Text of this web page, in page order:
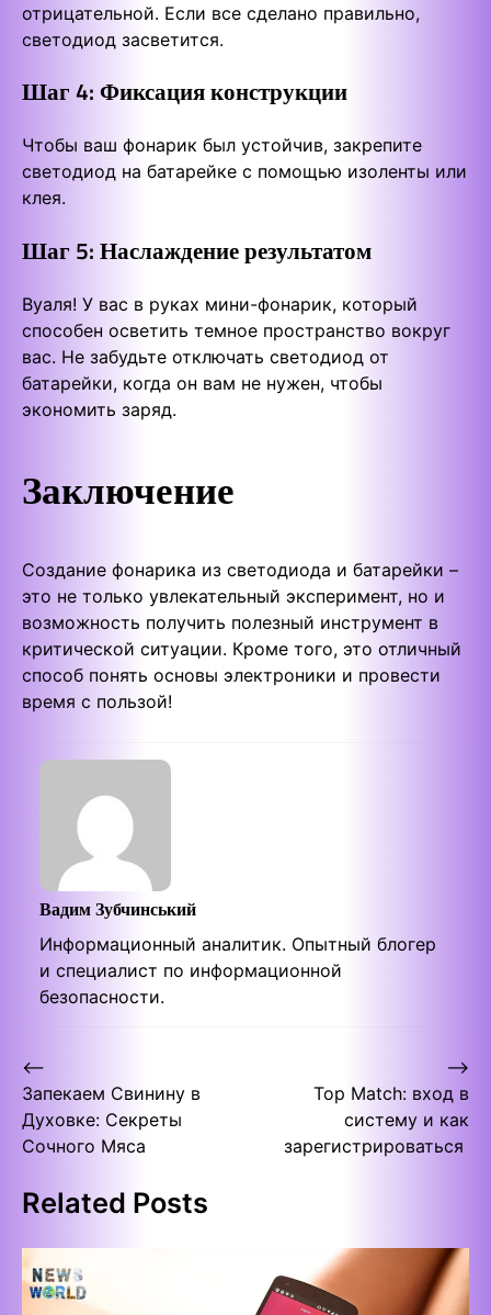
отрицательной. Если все сделано правильно,
светодиод засветится.
Шаг 4: Фиксация конструкции
Чтобы ваш фонарик был устойчив, закрепите
светодиод на батарейке с помощью изоленты или
клея.
Шаг 5: Наслаждение результатом
Вуаля! У вас в руках мини-фонарик, который
способен осветить темное пространство вокруг
вас. Не забудьте отключать светодиод от
батарейки, когда он вам не нужен, чтобы
экономить заряд.
Заключение
Создание фонарика из светодиода и батарейки –
это не только увлекательный эксперимент, но и
возможность получить полезный инструмент в
критической ситуации. Кроме того, это отличный
способ понять основы электроники и провести
время с пользой!
Вадим Зубчинський
Информационный аналитик. Опытный блогер
и специалист по информационной
безопасности.
Post
navigation
⟵
Запекаем Свинину в
Духовке: Секреты
Сочного Мяса
Top Match: вход в
систему и как
зарегистрироваться
⟶
Related Posts